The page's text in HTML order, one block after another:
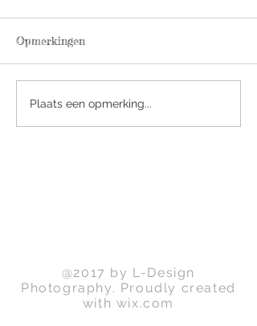
Nieuwtje! Er komt een
nieuw boek aan!
Opmerkingen
Plaats een opmerking...
@2017 by L-Design
Photography. Proudly created
with wix.com